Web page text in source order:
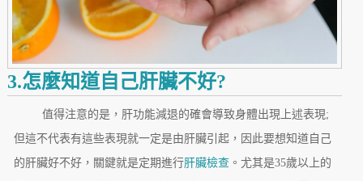
3.怎麼知道自己肝臟不好?
值得注意的是，肝功能減退的確會導致身體出現上述表現;
但這不代表有這些表現就一定是由肝臟引起，因此要想知道自己
的肝臟好不好，關鍵就是定期進行肝臟檢查。尤其是35歲以上的